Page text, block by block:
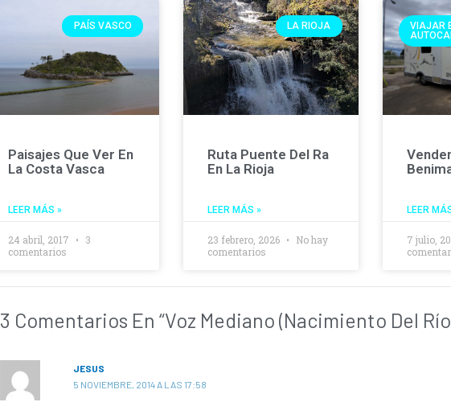
PAÍS VASCO
Paisajes Que Ver En
La Costa Vasca
LEER MÁS »
24 abril, 2017
3
comentarios
LA RIOJA
Ruta Puente Del Ra
En La Rioja
LEER MÁS »
23 febrero, 2026
No hay
comentarios
VIAJAR
LEER
7 julio,
3 Comentarios En “Voz Mediano (Nacimiento Del
JESUS
5 NOVIEMBRE, 2014 A LAS 17:58